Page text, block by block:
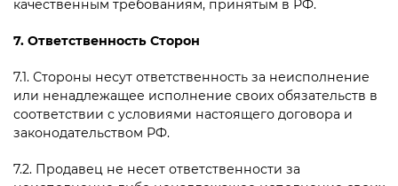
качественным требованиям, принятым в РФ.
7. Ответственность Сторон
7.1. Стороны несут ответственность за неисполнение
или ненадлежащее исполнение своих обязательств в
соответствии с условиями настоящего договора и
законодательством РФ.
7.2. Продавец не несет ответственности за